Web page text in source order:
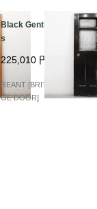
Black Gentleman Glas
s
225,010 円
REANT [BRITISH VINTA
GE DOOR]